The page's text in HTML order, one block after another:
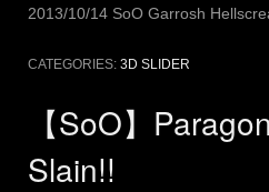
2013/10/14 SoO Garrosh
CATEGORIES: 3D SLIDER
【SoO】
Slain!!